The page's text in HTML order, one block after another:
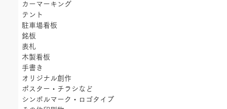
カーマーキング
テント
駐車場看板
銘板
表札
木製看板
手書き
オリジナル創作
ポスター・チラシなど
シンボルマーク・ロゴタイプ